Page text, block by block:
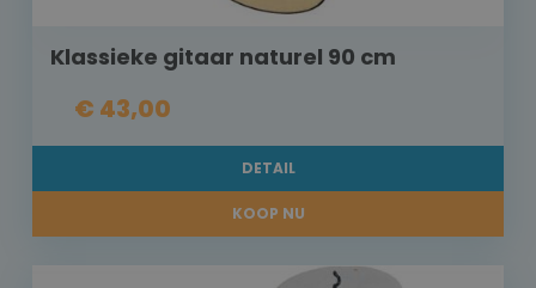
Klassieke gitaar naturel 90 cm
€ 43,00
DETAIL
KOOP NU